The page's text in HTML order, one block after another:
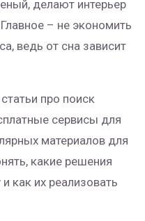
делают интерьер
– не экономить
ведь от сна зависит
про поиск
сервисы для
материалов для
какие решения
как их реализовать